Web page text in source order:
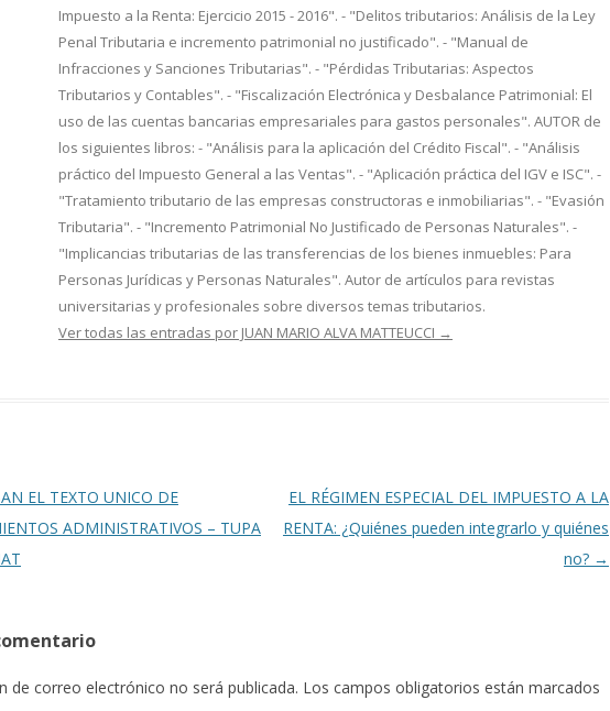
Impuesto a la Renta: Ejercicio 2015 - 2016". - "Delitos tributarios: Análisis de la Ley
Penal Tributaria e incremento patrimonial no justificado". - "Manual de
Infracciones y Sanciones Tributarias". - "Pérdidas Tributarias: Aspectos
Tributarios y Contables". - "Fiscalización Electrónica y Desbalance Patrimonial: El
uso de las cuentas bancarias empresariales para gastos personales". AUTOR de
los siguientes libros: - "Análisis para la aplicación del Crédito Fiscal". - "Análisis
práctico del Impuesto General a las Ventas". - "Aplicación práctica del IGV e ISC". -
"Tratamiento tributario de las empresas constructoras e inmobiliarias". - "Evasión
Tributaria". - "Incremento Patrimonial No Justificado de Personas Naturales". -
"Implicancias tributarias de las transferencias de los bienes inmuebles: Para
Personas Jurídicas y Personas Naturales". Autor de artículos para revistas
universitarias y profesionales sobre diversos temas tributarios.
Ver todas las entradas por JUAN MARIO ALVA MATTEUCCI →
EL TEXTO UNICO DE
ADMINISTRATIVOS – TUPA
EL RÉGIMEN ESPECIAL DEL IMPUESTO A LA
RENTA: ¿Quiénes pueden integrarlo y quiénes
no? →
de correo electrónico no será publicada. Los campos obligatorios están marcados